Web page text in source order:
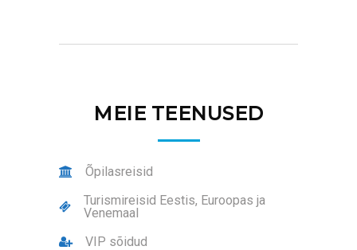
MEIE TEENUSED
Õpilasreisid
Turismireisid Eestis, Euroopas ja
Venemaal
VIP sõidud